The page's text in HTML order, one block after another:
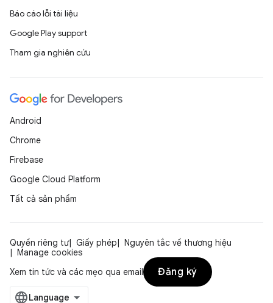
Báo cáo lỗi tài liệu
Google Play support
Tham gia nghiên cứu
Android
Chrome
Firebase
Google Cloud Platform
Tất cả sản phẩm
Quyền riêng tư Giấy phép
Nguyên tắc về thương hiệu
Manage cookies
Xem tin tức và các mẹo qua email
Đăng ký